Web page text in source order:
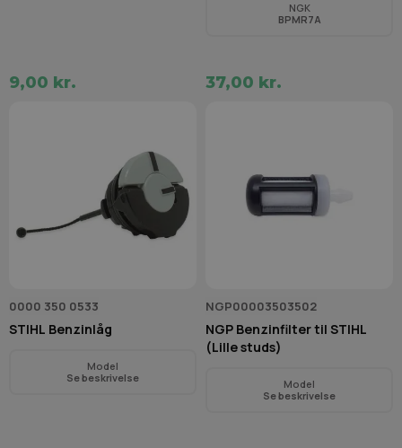
9,00 kr.
NGK
BPMR7A
37,00 kr.
0000 350 0533
STIHL Benzinlåg
Model
Se beskrivelse
NGP00003503502
NGP Benzinfilter til STIHL
(Lille studs)
Model
Se beskrivelse